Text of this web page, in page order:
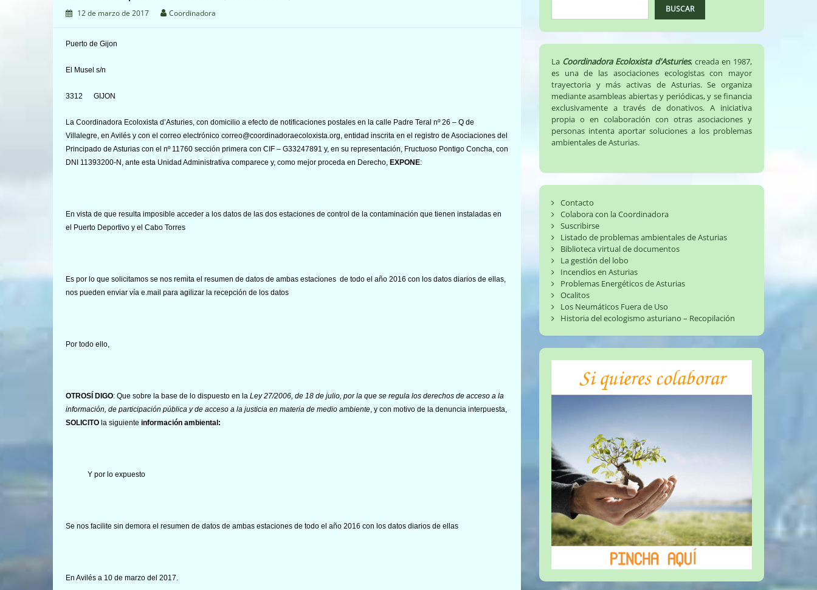
12 de marzo de 2017 Coordinadora
Puerto de Gijon
El Musel s/n
3312 GIJON
La Coordinadora Ecoloxista d’Asturies, con domicilio a efecto de notificaciones postales en la calle Padre Teral nº 26 – Q de
Villalegre, en Avilés y con el correo electrónico correo@coordinadoraecoloxista.org, entidad inscrita en el registro de Asociaciones del
Principado de Asturias con el nº 11760 sección primera con CIF – G33247891 y, en su representación, Fructuoso Pontigo Concha, con
DNI 11393200-N, ante esta Unidad Administrativa comparece y, como mejor proceda en Derecho, EXPONE:
En vista de que resulta imposible acceder a los datos de las dos estaciones de control de la contaminación que tienen instaladas en
el Puerto Deportivo y el Cabo Torres
Es por lo que solicitamos se nos remita el resumen de datos de ambas estaciones de todo el año 2016 con los datos diarios de ellas,
nos pueden enviar vía e.mail para agilizar la recepción de los datos
Por todo ello,
OTROSÍ DIGO: Que sobre la base de lo dispuesto en la Ley 27/2006, de 18 de julio, por la que se regula los derechos de acceso a la
información, de participación pública y de acceso a la justicia en materia de medio ambiente, y con motivo de la denuncia interpuesta,
SOLICITO la siguiente información ambiental:
Y por lo expuesto
Se nos facilite sin demora el resumen de datos de ambas estaciones de todo el año 2016 con los datos diarios de ellas
En Avilés a 10 de marzo del 2017.
BUSCAR
La Coordinadora Ecoloxista d'Asturies, creada en 1987,
es una de las asociaciones ecologistas con mayor
trayectoria y más activas de Asturias. Se organiza
mediante asambleas abiertas y periódicas, y se financia
exclusivamente a través de donativos. A iniciativa
propia o en colaboración con otras asociaciones y
personas intenta aportar soluciones a los problemas
ambientales de Asturias.
Contacto
Colabora con la Coordinadora
Suscribirse
Listado de problemas ambientales de Asturias
Biblioteca virtual de documentos
La gestión del lobo
Incendios en Asturias
Problemas Energéticos de Asturias
Ocalitos
Los Neumáticos Fuera de Uso
Historia del ecologismo asturiano – Recopilación